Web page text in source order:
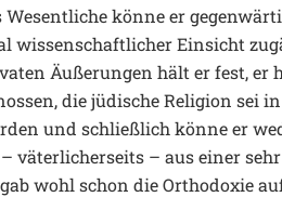
Wesentliche könne er
wissenschaftlicher Einsicht
Äußerungen hält er fest, er
die jüdische Religion sei
und schließlich könne er
väterlicherseits – aus einer
wohl schon die Orthodoxie